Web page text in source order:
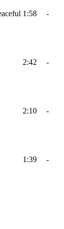
1:58 -
2:42 -
2:10 -
1:39 -